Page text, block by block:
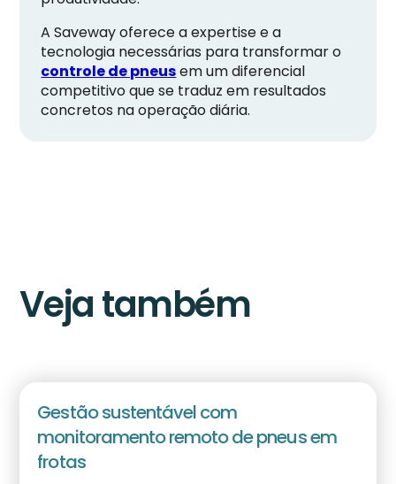
A Saveway oferece a expertise e a
tecnologia necessárias para transformar o
controle de pneusem um diferencial
competitivo que se traduz em resultados
concretos na operação diária.
Veja também
Gestão sustentável com
monitoramento remoto de pneus em
frotas